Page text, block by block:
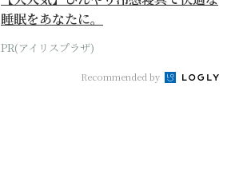
睡眠をあなたに。
PR(アイリスプラザ)
Recommended by